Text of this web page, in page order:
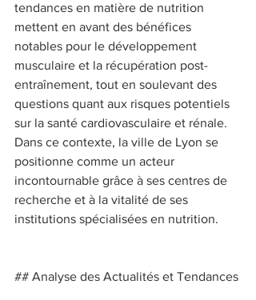
tendances en matière de nutrition
mettent en avant des bénéfices
notables pour le développement
musculaire et la récupération post-
entraînement, tout en soulevant des
questions quant aux risques potentiels
sur la santé cardiovasculaire et rénale.
Dans ce contexte, la ville de Lyon se
positionne comme un acteur
incontournable grâce à ses centres de
recherche et à la vitalité de ses
institutions spécialisées en nutrition.
## Analyse des Actualités et Tendances